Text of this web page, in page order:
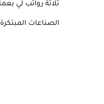
ثلاثة رواتب لي
الصناعات